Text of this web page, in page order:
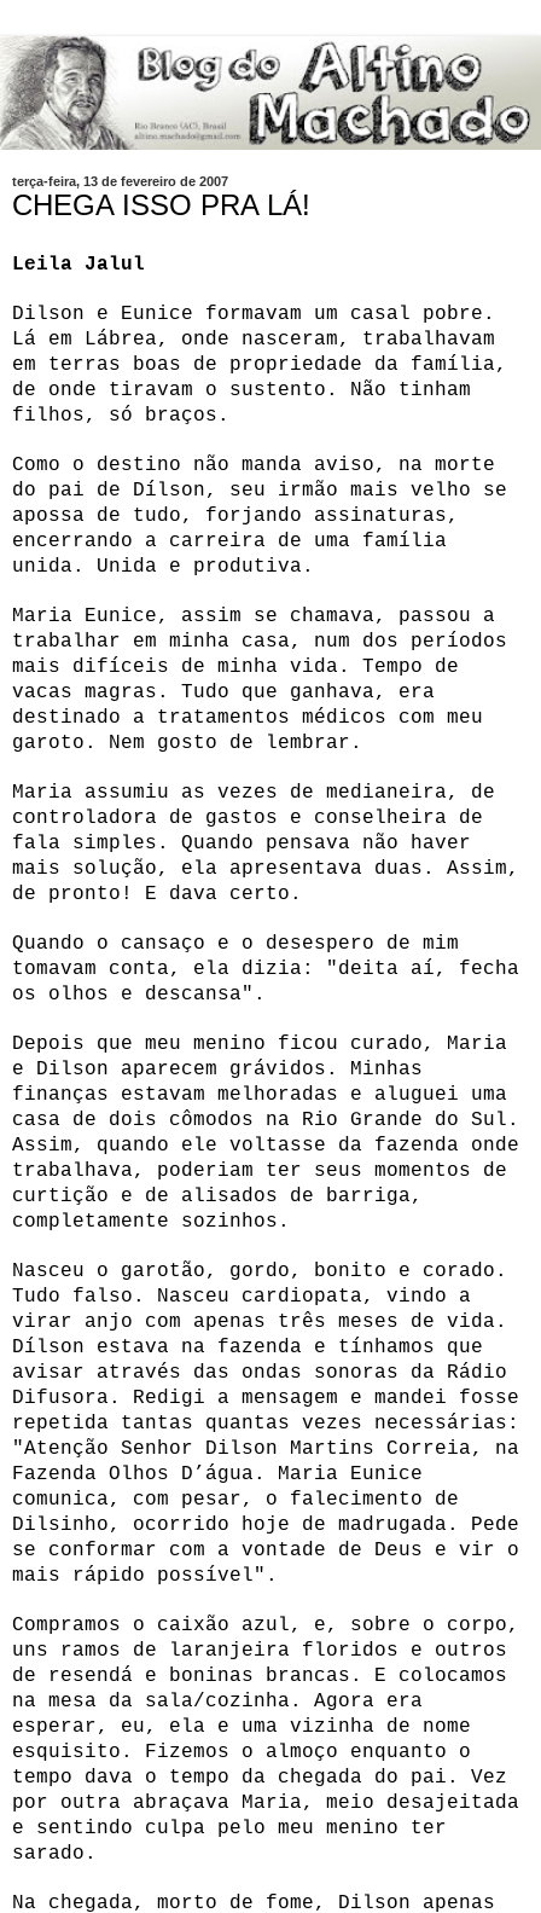
terça-feira, 13 de fevereiro de 2007
CHEGA ISSO PRA LÁ!
Leila Jalul
Dilson e Eunice formavam um casal pobre.
Lá em Lábrea, onde nasceram, trabalhavam
em terras boas de propriedade da família,
de onde tiravam o sustento. Não tinham
filhos, só braços.
Como o destino não manda aviso, na morte
do pai de Dílson, seu irmão mais velho se
apossa de tudo, forjando assinaturas,
encerrando a carreira de uma família
unida. Unida e produtiva.
Maria Eunice, assim se chamava, passou a
trabalhar em minha casa, num dos períodos
mais difíceis de minha vida. Tempo de
vacas magras. Tudo que ganhava, era
destinado a tratamentos médicos com meu
garoto. Nem gosto de lembrar.
Maria assumiu as vezes de medianeira, de
controladora de gastos e conselheira de
fala simples. Quando pensava não haver
mais solução, ela apresentava duas. Assim,
de pronto! E dava certo.
Quando o cansaço e o desespero de mim
tomavam conta, ela dizia: "deita aí, fecha
os olhos e descansa".
Depois que meu menino ficou curado, Maria
e Dilson aparecem grávidos. Minhas
finanças estavam melhoradas e aluguei uma
casa de dois cômodos na Rio Grande do Sul.
Assim, quando ele voltasse da fazenda onde
trabalhava, poderiam ter seus momentos de
curtição e de alisados de barriga,
completamente sozinhos.
Nasceu o garotão, gordo, bonito e corado.
Tudo falso. Nasceu cardiopata, vindo a
virar anjo com apenas três meses de vida.
Dílson estava na fazenda e tínhamos que
avisar através das ondas sonoras da Rádio
Difusora. Redigi a mensagem e mandei fosse
repetida tantas quantas vezes necessárias:
"Atenção Senhor Dilson Martins Correia, na
Fazenda Olhos D’água. Maria Eunice
comunica, com pesar, o falecimento de
Dilsinho, ocorrido hoje de madrugada. Pede
se conformar com a vontade de Deus e vir o
mais rápido possível".
Compramos o caixão azul, e, sobre o corpo,
uns ramos de laranjeira floridos e outros
de resendá e boninas brancas. E colocamos
na mesa da sala/cozinha. Agora era
esperar, eu, ela e uma vizinha de nome
esquisito. Fizemos o almoço enquanto o
tempo dava o tempo da chegada do pai. Vez
por outra abraçava Maria, meio desajeitada
e sentindo culpa pelo meu menino ter
sarado.
Na chegada, morto de fome, Dilson apenas